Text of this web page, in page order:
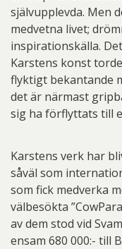
självupplevda. Men
medvetna livet;
inspirationskälla.
Karstens konst
flyktigt bekantande
det är närmast
sig ha förflyttats till
Karstens verk har
såväl som
som fick medverka
välbesökta
av dem stod vid
ensam 680 000:- till